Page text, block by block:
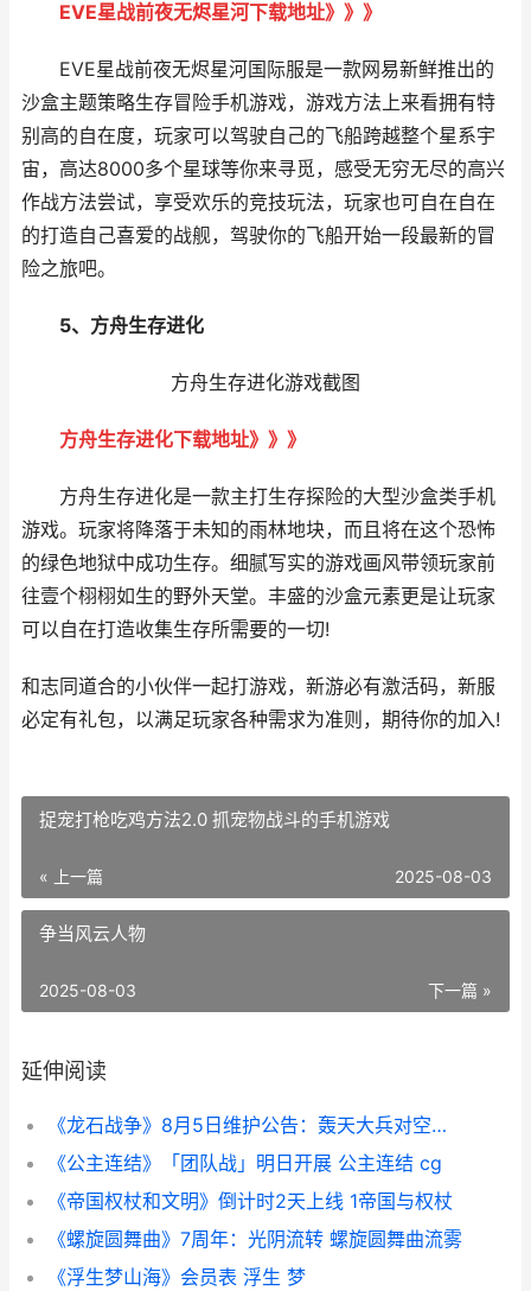
EVE星战前夜无烬星河下载地址》》》
EVE星战前夜无烬星河国际服是一款网易新鲜推出的
沙盒主题策略生存冒险手机游戏，游戏方法上来看拥有特
别高的自在度，玩家可以驾驶自己的飞船跨越整个星系宇
宙，高达8000多个星球等你来寻觅，感受无穷无尽的高兴
作战方法尝试，享受欢乐的竞技玩法，玩家也可自在自在
的打造自己喜爱的战舰，驾驶你的飞船开始一段最新的冒
险之旅吧。
5、 方舟生存进化
方舟生存进化游戏截图
方舟生存进化下载地址》》》
方舟生存进化是一款主打生存探险的大型沙盒类手机
游戏。玩家将降落于未知的雨林地块，而且将在这个恐怖
的绿色地狱中成功生存。细腻写实的游戏画风带领玩家前
往壹个栩栩如生的野外天堂。丰盛的沙盒元素更是让玩家
可以自在打造收集生存所需要的一切!
和志同道合的小伙伴一起打游戏，新游必有激活码，新服
必定有礼包，以满足玩家各种需求为准则，期待你的加入!
捉宠打枪吃鸡方法2.0 抓宠物战斗的手机游戏
« 上一篇 2025-08-03
争当风云人物
下一篇 »
2025-08-03
延伸阅读
《龙石战争》8月5日维护公告：轰天大兵对空能力增强 《龙石战争》手游今日首发上线
《公主连结》「团队战」明日开展 公主连结 cg
《帝国权杖和文明》倒计时2天上线 1帝国与权杖
《螺旋圆舞曲》7周年：光阴流转 螺旋圆舞曲流雾
《浮生梦山海》会员表 浮生 梦